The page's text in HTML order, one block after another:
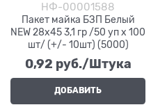
НФ-00001588
Пакет майка БЗП Белый
NEW 28х45 3,1 гр /50 уп х 100
шт/ (+/- 10шт) (5000)
0,92 руб./Штука
ДОБАВИТЬ